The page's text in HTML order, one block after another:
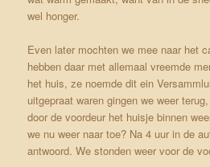
wel honger.
Even later mochten we mee naar het
hebben daar met allemaal vreemde
het huis, ze noemde dit ein
uitgepraat waren gingen we weer
door de voordeur het huisje binnen
we nu weer naar toe? Na 4 uur in de
antwoord. We stonden weer voor de